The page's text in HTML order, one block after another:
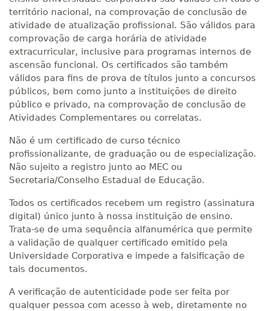
território nacional, na comprovação de conclusão de
atividade de atualização profissional. São válidos para
comprovação de carga horária de atividade
extracurricular, inclusive para programas internos de
ascensão funcional. Os certificados são também
válidos para fins de prova de títulos junto a concursos
públicos, bem como junto a instituições de direito
público e privado, na comprovação de conclusão de
Atividades Complementares ou correlatas.
Não é um certificado de curso técnico
profissionalizante, de graduação ou de especialização.
Não sujeito a registro junto ao MEC ou
Secretaria/Conselho Estadual de Educação.
Todos os certificados recebem um registro (assinatura
digital) único junto à nossa instituição de ensino.
Trata-se de uma sequência alfanumérica que permite
a validação de qualquer certificado emitido pela
Universidade Corporativa e impede a falsificação de
tais documentos.
A verificação de autenticidade pode ser feita por
qualquer pessoa com acesso à web, diretamente no